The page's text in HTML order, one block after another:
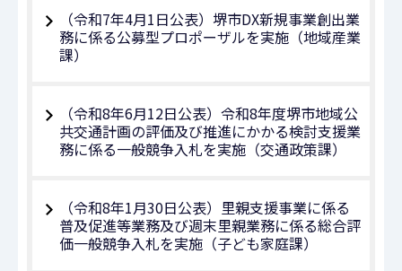
（令和7年4月1日公表）堺市DX新規事業創出業
務に係る公募型プロポーザルを実施（地域産業
課）
（令和8年6月12日公表）令和8年度堺市地域公
共交通計画の評価及び推進にかかる検討支援業
務に係る一般競争入札を実施（交通政策課）
（令和8年1月30⽇公表）里親支援事業に係る
普及促進等業務及び週末里親業務に係る総合評
価⼀般競争⼊札を実施（⼦ども家庭課）